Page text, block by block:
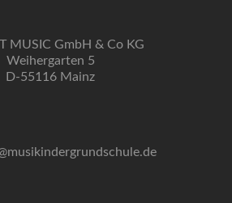
MUSIC GmbH & Co KG
Weihergarten 5
D-55116 Mainz